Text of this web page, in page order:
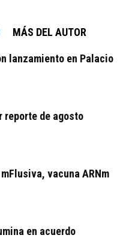
MÁS DEL AUTOR
lanzamiento en Palacio
reporte de agosto
vacuna ARNm
en acuerdo